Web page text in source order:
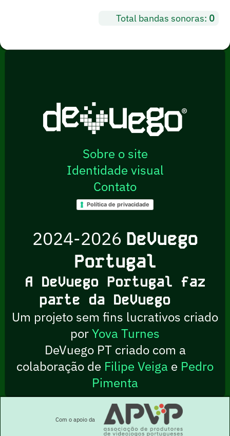
Total bandas sonoras: 0
Sobre o site
Identidade visual
Contato
Política de privacidade
2024-2026 DeVuego
Portugal
A DeVuego Portugal faz
parte da DeVuego
Um projeto sem fins lucrativos criado
porYova Turnes
DeVuego PT criado com a
colaboração de Filipe Veiga e Pedro
Pimenta
Com o apoio da